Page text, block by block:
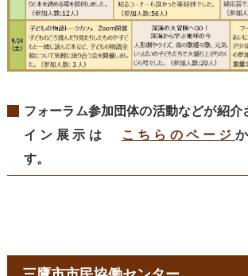
フォーラム参加団体の活動などが紹介
イン展示は
こちらのページ
す